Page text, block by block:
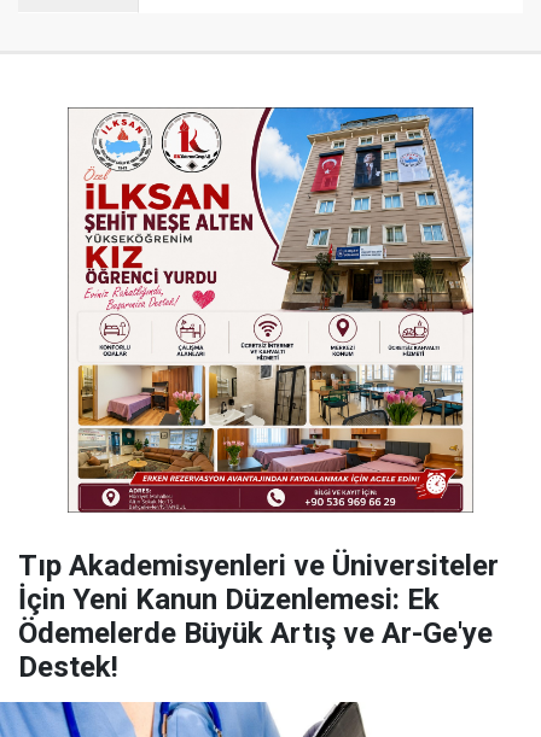
​Tıp Akademisyenleri ve Üniversiteler
İçin Yeni Kanun Düzenlemesi: Ek
Ödemelerde Büyük Artış ve Ar-Ge'ye
Destek!